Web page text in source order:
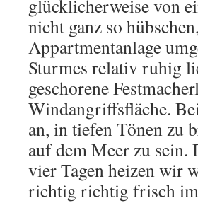
glücklicherweise von
nicht ganz so
Appartmentanlage
Sturmes relativ ruhig
geschorene
Windangriffsfläche.
an, in tiefen Tönen zu
auf dem Meer zu sein.
vier Tagen heizen wir
richtig richtig frisch